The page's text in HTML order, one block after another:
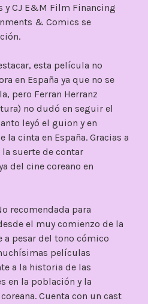
CJ E&M Film Financing
& Comics se
esta película no
en España ya que no se
pero Ferran Herranz
no dudó en seguir el
leyó el guion y en
cinta en España. Gracias a
suerte de contar
del cine coreano en
recomendada para
el muy comienzo de la
a pesar del tono cómico
películas
a la historia de las
en la población y la
Cuenta con un cast